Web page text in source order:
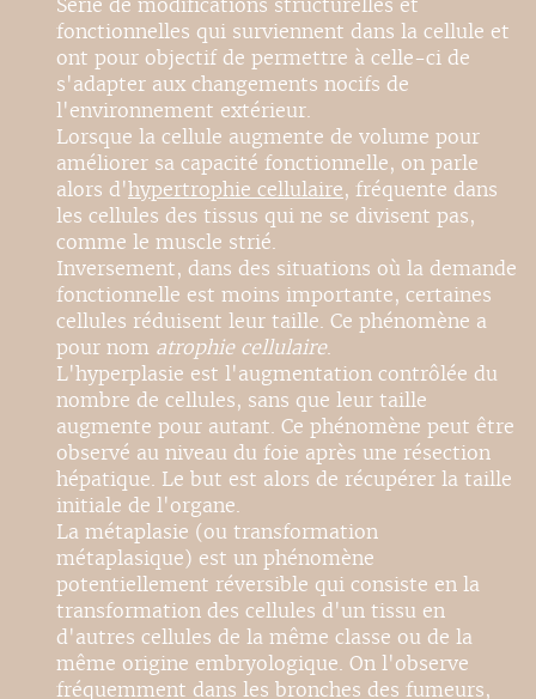
Série de modifications structurelles et
fonctionnelles qui surviennent dans la cellule et
ont pour objectif de permettre à celle-ci de
s'adapter aux changements nocifs de
l'environnement extérieur.
Lorsque la cellule augmente de volume pour
améliorer sa capacité fonctionnelle, on parle
alors d'hypertrophie cellulaire, fréquente dans
les cellules des tissus qui ne se divisent pas,
comme le muscle strié.
Inversement, dans des situations où la demande
fonctionnelle est moins importante, certaines
cellules réduisent leur taille. Ce phénomène a
pour nom atrophie cellulaire.
L'hyperplasie est l'augmentation contrôlée du
nombre de cellules, sans que leur taille
augmente pour autant. Ce phénomène peut être
observé au niveau du foie après une résection
hépatique. Le but est alors de récupérer la taille
initiale de l'organe.
La métaplasie (ou transformation
métaplasique) est un phénomène
potentiellement réversible qui consiste en la
transformation des cellules d'un tissu en
d'autres cellules de la même classe ou de la
même origine embryologique. On l'observe
fréquemment dans les bronches des fumeurs,